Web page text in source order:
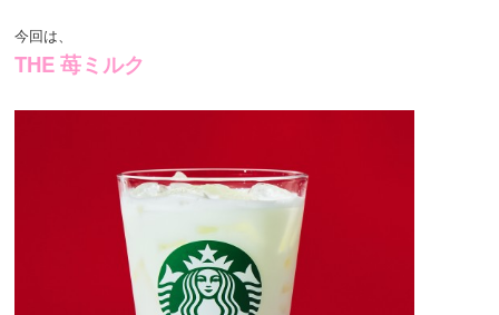
今回は、
THE 苺ミルク